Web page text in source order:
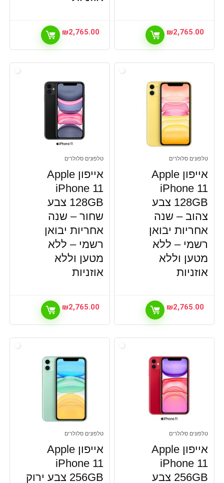
₪2,765.00
₪2,765.00
טלפונים סלולרים
אייפון Apple
iPhone 11
128GB צבע
צהוב – שנה
אחריות יבואן
רשמי – ללא
מטען וללא
אוזניות
₪2,765.00
טלפונים סלולרים
אייפון Apple
iPhone 11
128GB צבע
שחור – שנה
אחריות יבואן
רשמי – ללא
מטען וללא
אוזניות
₪2,765.00
טלפונים סלולרים
אייפון Apple
iPhone 11
256GB צבע
טלפונים סלולרים
אייפון Apple
iPhone 11
256GB צבע ירוק